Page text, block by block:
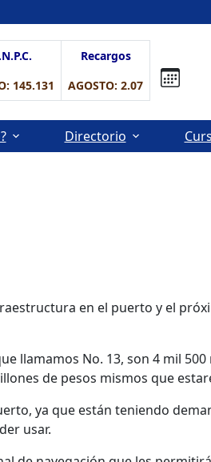
Recargos
145.131 AGOSTO: 2.07
Directorio
en el puerto y el
llamamos No. 13, son 4 mil
de pesos mismos que
ya que están teniendo
usar.